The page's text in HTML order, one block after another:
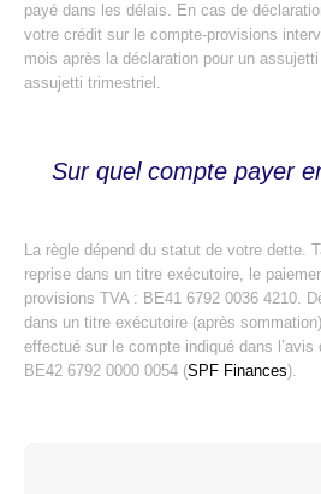
payé dans les délais. En cas de
votre crédit sur le compte-provisions
mois après la déclaration pour un
assujetti trimestriel.
Sur quel compte payer
La règle dépend du statut de votre dette.
reprise dans un titre exécutoire, le
provisions TVA : BE41 6792 0036 4210.
dans un titre exécutoire (après
effectué sur le compte indiqué dans l’avis
BE42 6792 0000 0054 (SPF Finances).